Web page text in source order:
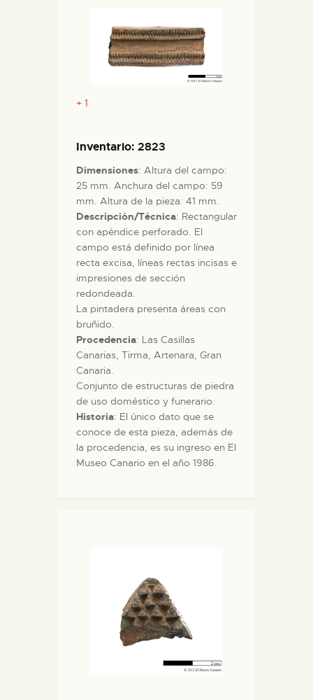
+ 1
Inventario: 2823
Dimensiones: Altura del campo:
25 mm. Anchura del campo: 59
mm. Altura de la pieza: 41 mm.
Descripción/Técnica: Rectangular
con apéndice perforado. El
campo está definido por línea
recta excisa, líneas rectas incisas e
impresiones de sección
redondeada.
La pintadera presenta áreas con
bruñido.
Procedencia: Las Casillas
Canarias, Tirma, Artenara, Gran
Canaria.
Conjunto de estructuras de piedra
de uso doméstico y funerario.
Historia: El único dato que se
conoce de esta pieza, además de
la procedencia, es su ingreso en El
Museo Canario en el año 1986.